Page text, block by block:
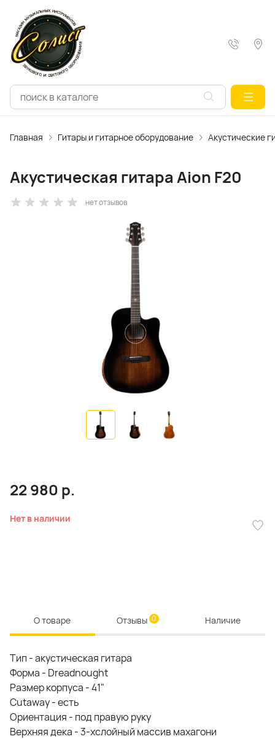
Главная Гитары и гитарное оборудование Акустические
Акустическая гитара Aion F20
нет отзывов
22 980 р.
Нет в наличии
О товаре Отзывы 0 Наличие
Тип -акустическая гитара
Форма - Dreadnought
Размер корпуса -41"
Cutaway -есть
Ориентация - под правую руку
Верхняя дека -3-хслойный массив махагони